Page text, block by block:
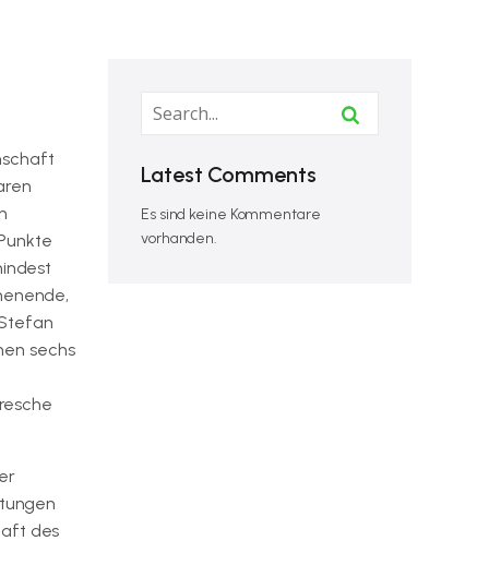
sechs
des
Latest Comments
Es sind keine Kommentare
vorhanden.